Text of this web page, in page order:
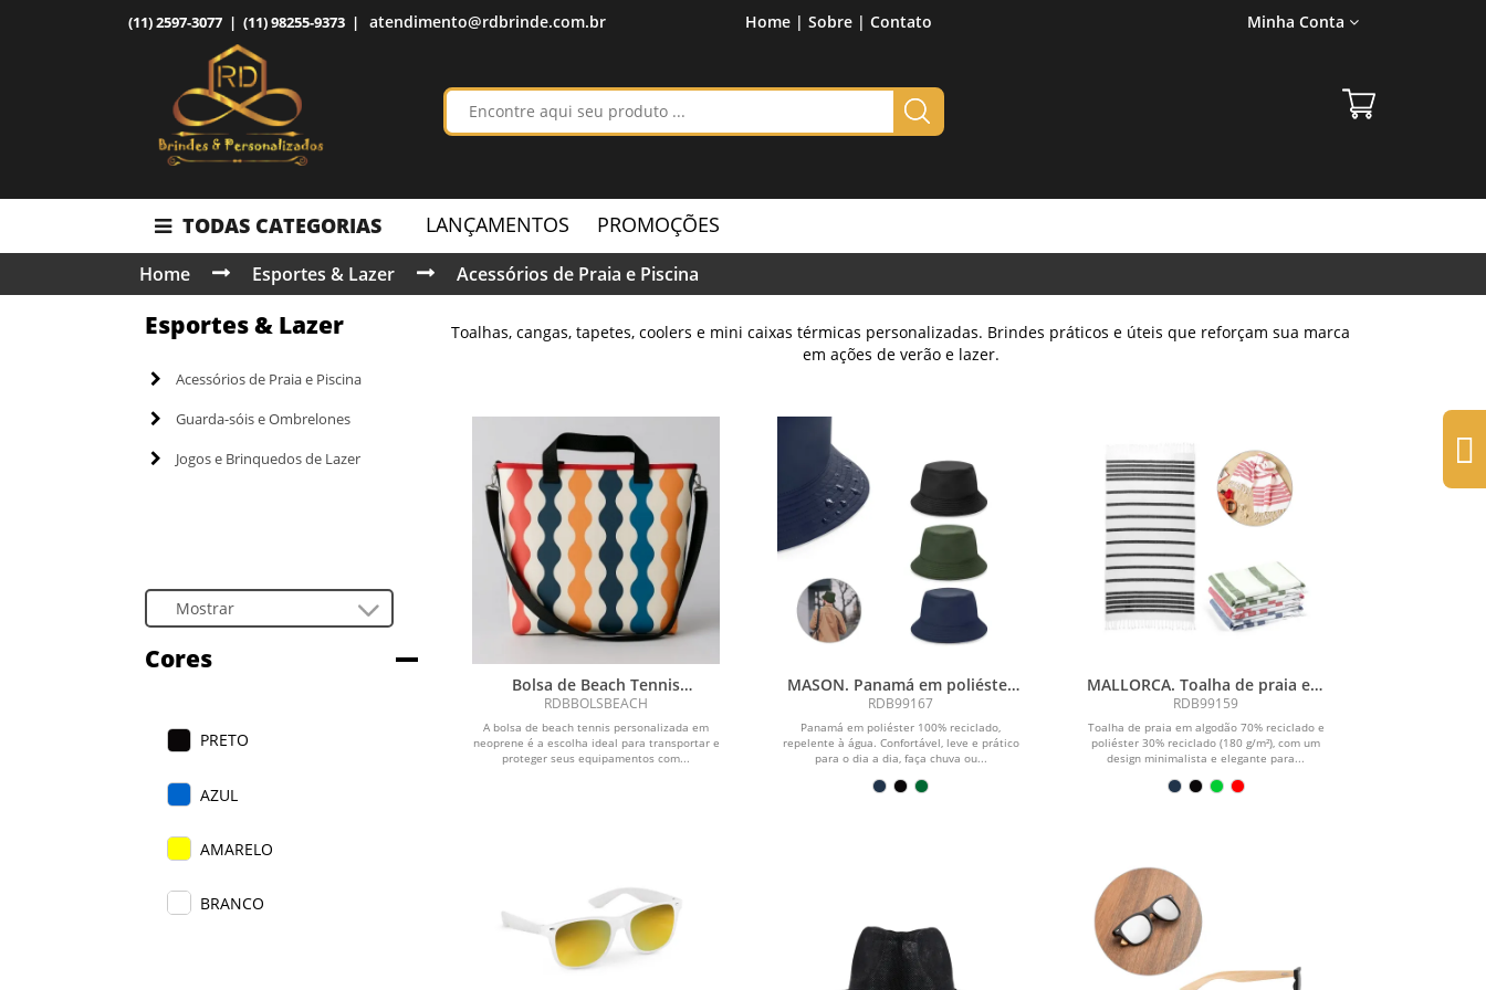
(11) 2597-3077 | (11) 98255-9373 | atendimento@rdbrinde.com.br Home | Sobre | Contato Minha Conta
TODAS CATEGORIAS LANÇAMENTOS PROMOÇÕES
Home Esportes & Lazer Acessórios de Praia e Piscina
Esportes & Lazer
Acessórios de Praia e Piscina
Guarda-sóis e Ombrelones
Jogos e Brinquedos de Lazer
Cores
PRETO
AZUL
AMARELO
BRANCO
Toalhas, cangas, tapetes, coolers e mini caixas térmicas personalizadas. Brindes práticos e úteis que reforçam sua marca
em ações de verão e lazer.
Bolsa de Beach Tennis
Personalizada
RDBBOLSBEACH
A bolsa de beach tennis personalizada em
neoprene é a escolha ideal para transportar e
proteger seus equipamentos com...
MASON. Panamá em poliéster
100% reciclado
RDB99167
Panamá em poliéster 100% reciclado,
repelente à água. Confortável, leve e prático
para o dia a dia, faça chuva ou...
MALLORCA. Toalha de praia em
algodão 70% reciclado e
poliéster 30% reciclado (180
g/m²)
RDB99159
Toalha de praia em algodão 70% reciclado e
poliéster 30% reciclado (180 g/m²), com um
design minimalista e elegante para...